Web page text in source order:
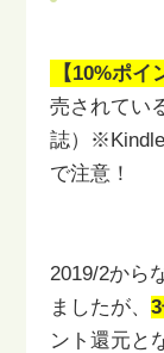
【10%ポイ
売されてい
誌）
で注意！
2019/2から
ましたが、
ント還元と